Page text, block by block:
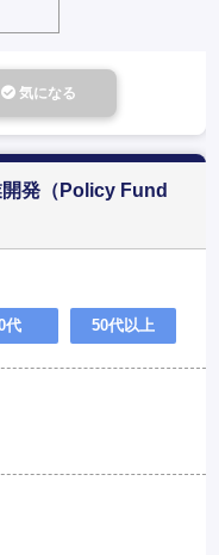
気になる
発（Policy Fund
代 50代以上